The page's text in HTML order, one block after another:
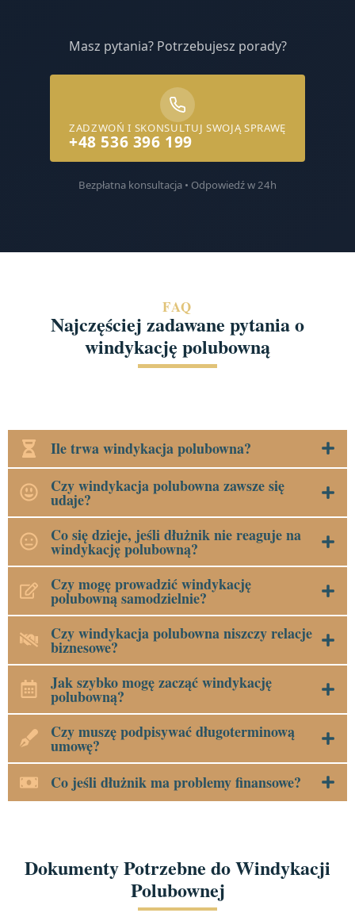
Masz pytania? Potrzebujesz porady?
ZADZWOŃ I SKONSULTUJ SWOJĄ SPRAWĘ
+48 536 396 199
Bezpłatna konsultacja • Odpowiedź w 24h
FAQ
Najczęściej zadawane pytania o
windykację polubowną
Ile trwa windykacja polubowna?
Czy windykacja polubowna zawsze się
udaje?
Co się dzieje, jeśli dłużnik nie reaguje na
windykację polubowną?
Czy mogę prowadzić windykację
polubowną samodzielnie?
Czy windykacja polubowna niszczy relacje
biznesowe?
Jak szybko mogę zacząć windykację
polubowną?
Czy muszę podpisywać długoterminową
umowę?
Co jeśli dłużnik ma problemy finansowe?
Dokumenty Potrzebne do Windykacji
Polubownej